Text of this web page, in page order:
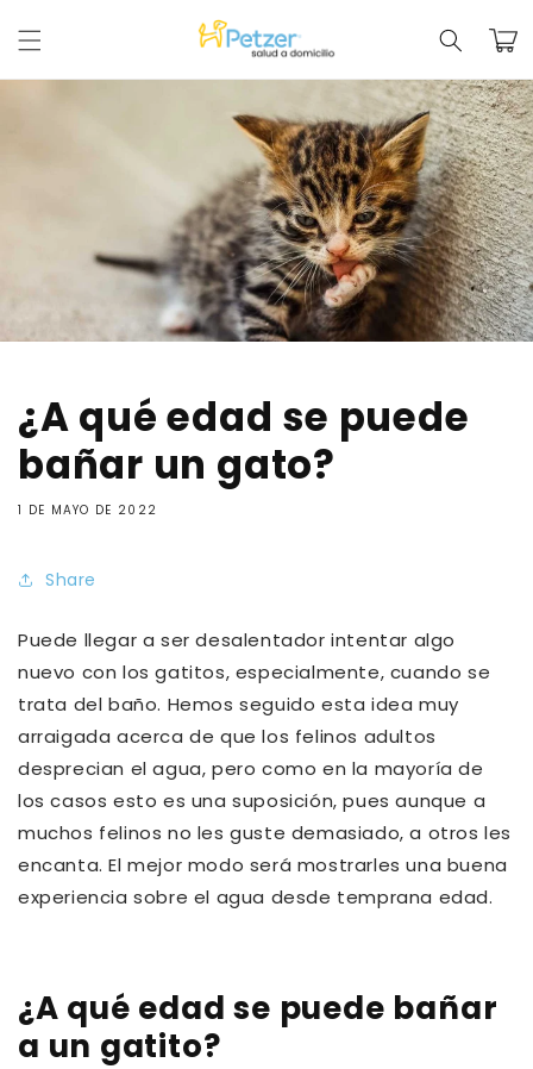
contenido
Carrito
¿A qué edad se puede
bañar un gato?
1 DE MAYO DE 2022
Share
Puede llegar a ser desalentador intentar algo
nuevo con los gatitos, especialmente, cuando se
trata del baño. Hemos seguido esta idea muy
arraigada acerca de que los felinos adultos
desprecian el agua, pero como en la mayoría de
los casos esto es una suposición, pues aunque a
muchos felinos no les guste demasiado, a otros les
encanta. El mejor modo será mostrarles una buena
experiencia sobre el agua desde temprana edad.
¿A qué edad se puede bañar
a un gatito?